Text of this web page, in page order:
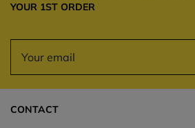
YOUR 1ST ORDER
CONTACT